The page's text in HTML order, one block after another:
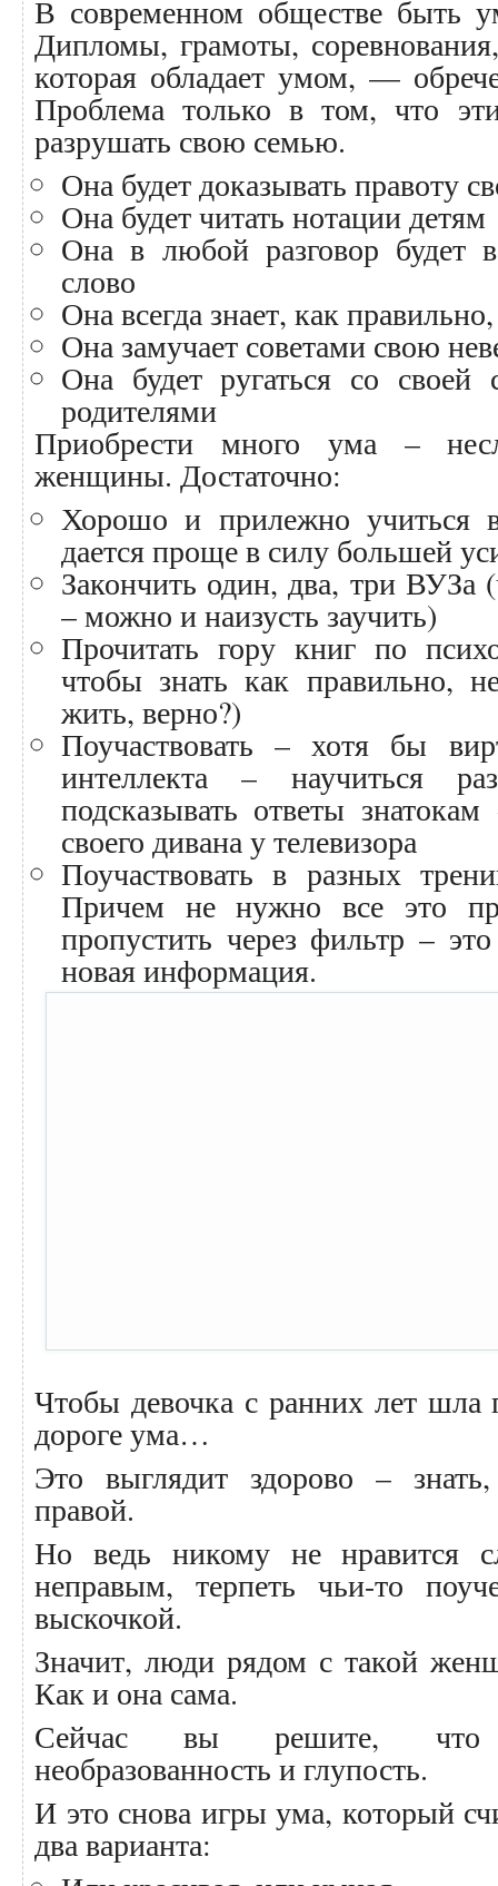
В современном обществе быть
Дипломы, грамоты,
которая обладает умом, —
Проблема только в том, что
разрушать свою семью.
Она будет доказывать правоту
Она будет читать нотации детям
Она в любой разговор будет
слово
Она всегда знает, как
Она замучает советами свою
Она будет ругаться со
родителями
Приобрести много ума –
женщины. Достаточно:
Хорошо и прилежно учиться
дается проще в силу большей
Закончить один, два, три ВУЗа
– можно и наизусть заучить)
Прочитать гору книг по
чтобы знать как правильно,
жить, верно?)
Поучаствовать – хотя бы
интеллекта – научиться
подсказывать ответы
своего дивана у телевизора
Поучаствовать в разных
Причем не нужно все это
пропустить через фильтр –
новая информация.
Чтобы девочка с ранних лет шла
дороге ума…
Это выглядит здорово –
правой.
Но ведь никому не нравится
неправым, терпеть чьи-то
выскочкой.
Значит, люди рядом с такой
Как и она сама.
Сейчас вы решите, что
необразованность и глупость.
И это снова игры ума, который
два варианта: